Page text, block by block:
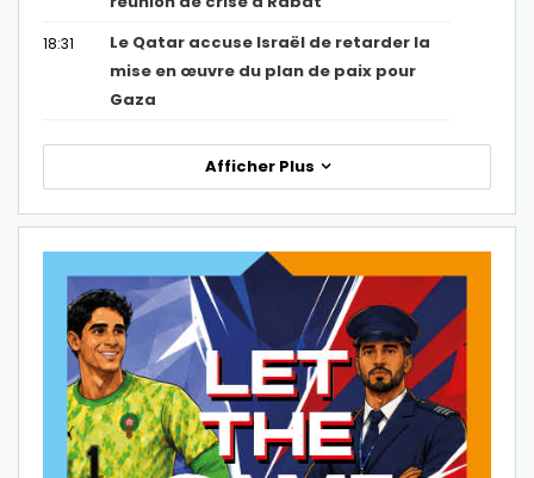
18:31
Le Qatar accuse Israël de retarder la
mise en œuvre du plan de paix pour
Gaza
Afficher Plus